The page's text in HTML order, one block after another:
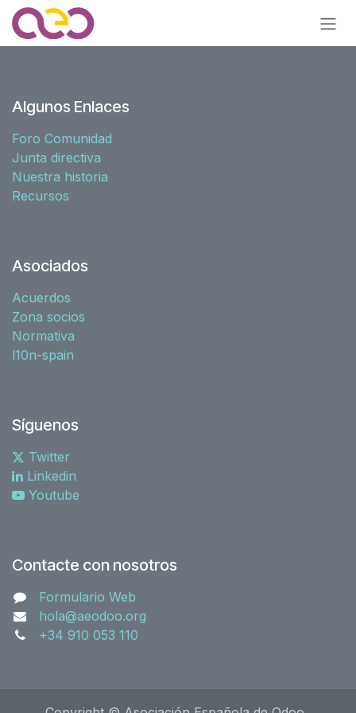
Ir al contenido
Algunos Enlaces
Foro Comunidad
Junta directiva
Nuestra historia
Recursos
Asociados
Acuerdos
Zona socios
Normativa
l10n-spain
Síguenos
Twitter
Linkedin
Youtube
Contacte con nosotros
Formulario Web
hola@aeodoo.org
+34 910 053 110